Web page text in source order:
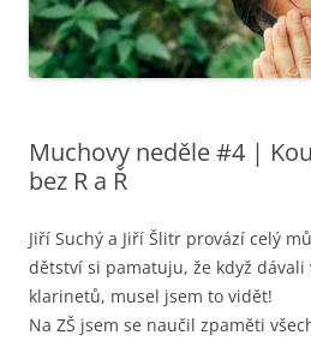
Muchovy neděle #4 |
bez R a Ř
Jiří Suchý a Jiří Šlitr provází celý
dětství si pamatuju, že když dávali
klarinetů, musel jsem to vidět!
Na ZŠ jsem se naučil zpaměti